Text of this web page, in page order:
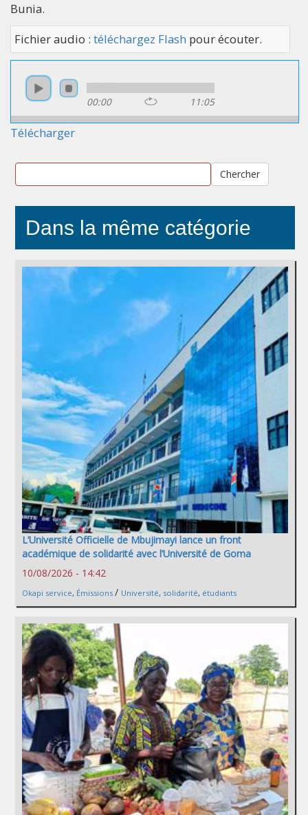
Bunia.
Fichier audio : téléchargez Flash pour écouter.
00:00 11:05
Télécharger
Chercher
Dans la même catégorie
L’Université Officielle de Mbujimayi lance un front
académique de solidarité avec l’Université de Goma
10/08/2026 - 14:42
Okapi service, Émissions / Université, solidarité, étudiants